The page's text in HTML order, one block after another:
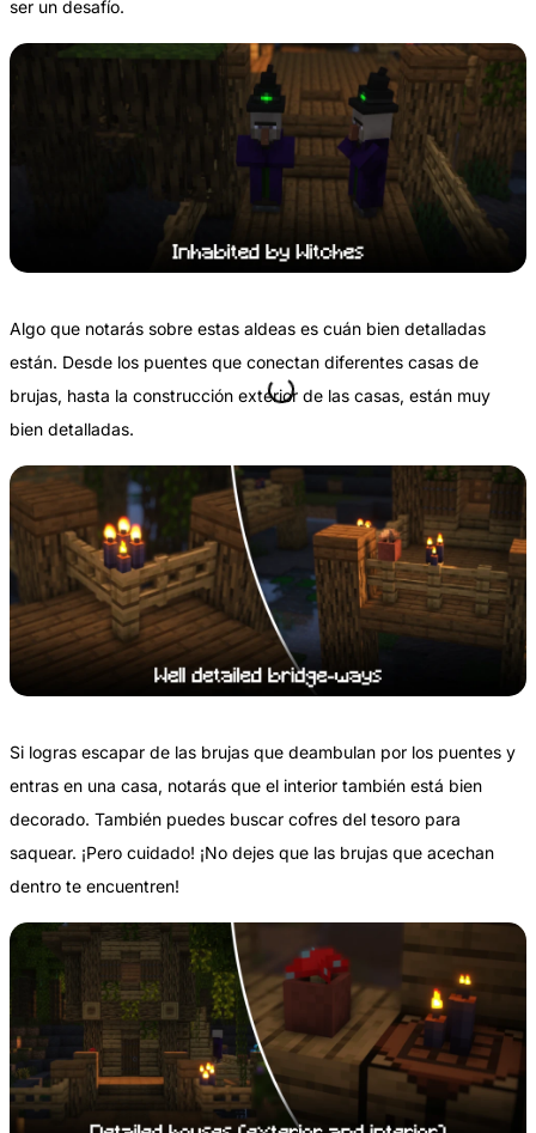
ser un desafío.
Algo que notarás sobre estas aldeas es cuán bien detalladas
están. Desde los puentes que conectan diferentes casas de
brujas, hasta la construcción exterior de las casas, están muy
bien detalladas.
Si logras escapar de las brujas que deambulan por los puentes y
entras en una casa, notarás que el interior también está bien
decorado. También puedes buscar cofres del tesoro para
saquear. ¡Pero cuidado! ¡No dejes que las brujas que acechan
dentro te encuentren!